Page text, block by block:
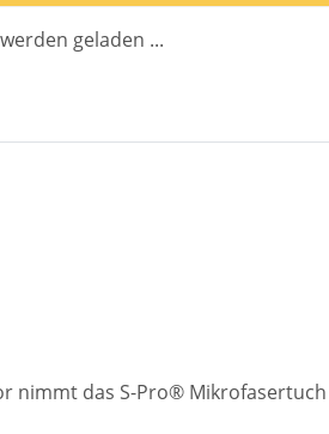
geladen ...
nimmt das S-Pro®